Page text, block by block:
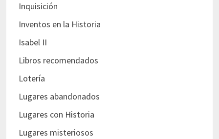
Inquisición
Inventos en la Historia
Isabel II
Libros recomendados
Lotería
Lugares abandonados
Lugares con Historia
Lugares misteriosos